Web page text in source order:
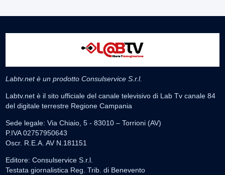
Labtv.net è un prodotto Consulservice S.r.l.
Labtv.net è il sito ufficiale del canale televisivo di Lab Tv canale 84
del digitale terrestre Regione Campania
Sede legale: Via Chiaio, 5 - 83010 – Torrioni (AV)
P.IVA 02757950643
Oscr. R.E.A. AV N.181151
Editore: Consulservice S.r.l.
Testata giornalistica Reg. Trib. di Benevento